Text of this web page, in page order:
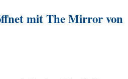
mit The Mirror von